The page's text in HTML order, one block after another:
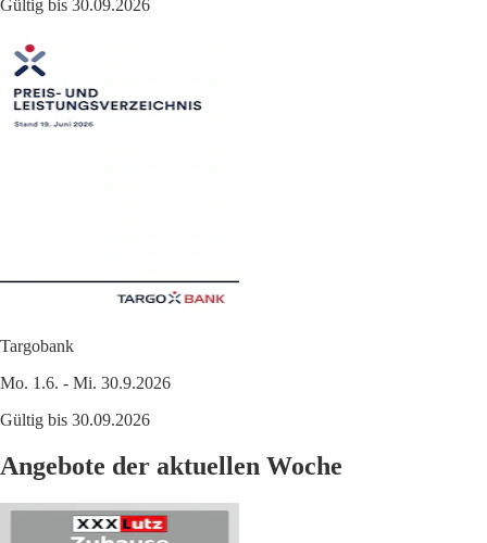
Gültig bis 30.09.2026
Targobank
Mo. 1.6. - Mi. 30.9.2026
Gültig bis 30.09.2026
Angebote der aktuellen Woche